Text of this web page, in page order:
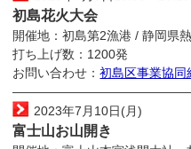
初島花火大会
開催地：初島第2漁港 / 静岡県
打ち上げ数：1200発
お問い合わせ：初島区事業協同
2023年7月10日(月)
富士山お山開き